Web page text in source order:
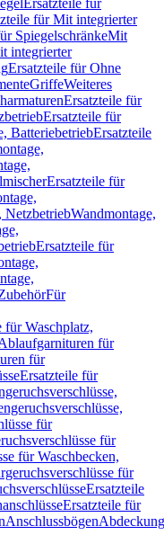
Ersatzteile für
für Mit integrierter
SpiegelschränkeMit
integrierter
Ersatzteile für Ohne
GriffeWeiteres
Ersatzteile für
Ersatzteile für
BatteriebetriebErsatzteile
Ersatzteile für
NetzbetriebWandmontage,
Ersatzteile für
Für
für Waschplatz,
für
für
Ersatzteile für
für
für
für Waschbecken,
für
Ersatzteile
Ersatzteile für
Anschlussbögen